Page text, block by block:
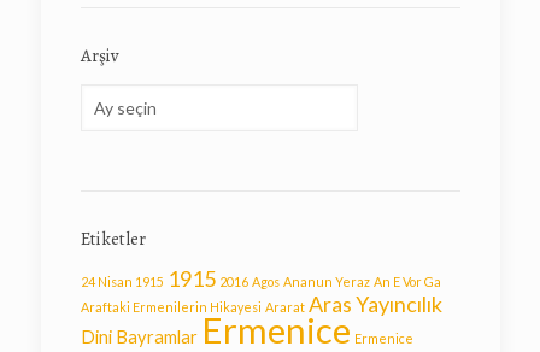
Arşiv
Etiketler
24 Nisan 1915 1915 2016 Agos Ananun Yeraz An E Vor Ga
Araftaki Ermenilerin Hikayesi Ararat Aras Yayıncılık
Dini Bayramlar Ermenice Ermenice